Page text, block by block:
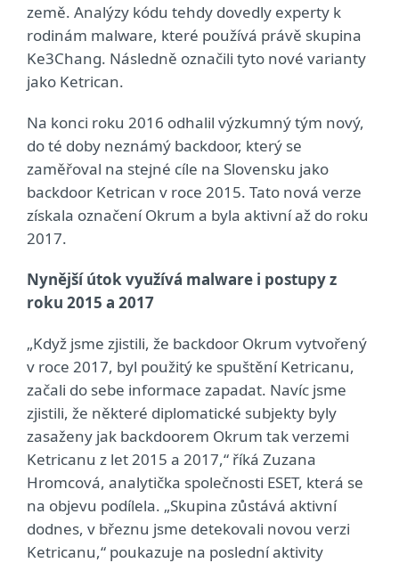
země. Analýzy kódu tehdy dovedly experty k
rodinám malware, které používá právě skupina
Ke3Chang. Následně označili tyto nové varianty
jako Ketrican.
Na konci roku 2016 odhalil výzkumný tým nový,
do té doby neznámý backdoor, který se
zaměřoval na stejné cíle na Slovensku jako
backdoor Ketrican v roce 2015. Tato nová verze
získala označení Okrum a byla aktivní až do roku
2017.
Nynější útok využívá malware i postupy z
roku 2015 a 2017
„Když jsme zjistili, že backdoor Okrum vytvořený
v roce 2017, byl použitý ke spuštění Ketricanu,
začali do sebe informace zapadat. Navíc jsme
zjistili, že některé diplomatické subjekty byly
zasaženy jak backdoorem Okrum tak verzemi
Ketricanu z let 2015 a 2017,“ říká Zuzana
Hromcová, analytička společnosti ESET, která se
na objevu podílela. „Skupina zůstává aktivní
dodnes, v březnu jsme detekovali novou verzi
Ketricanu,“ poukazuje na poslední aktivity